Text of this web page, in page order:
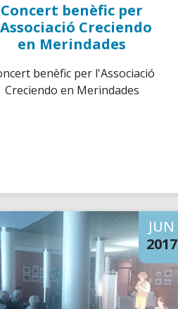
Concert benèfic per
Creciendo
en Merindades
benèfic per l'Associació
Creciendo en Merindades
JUN
2017